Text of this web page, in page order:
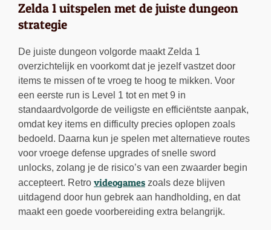
Zelda 1 uitspelen met de juiste dungeon
strategie
De juiste dungeon volgorde maakt Zelda 1
overzichtelijk en voorkomt dat je jezelf vastzet door
items te missen of te vroeg te hoog te mikken. Voor
een eerste run is Level 1 tot en met 9 in
standaardvolgorde de veiligste en efficiëntste aanpak,
omdat key items en difficulty precies oplopen zoals
bedoeld. Daarna kun je spelen met alternatieve routes
voor vroege defense upgrades of snelle sword
unlocks, zolang je de risico’s van een zwaarder begin
accepteert. Retro videogames zoals deze blijven
uitdagend door hun gebrek aan handholding, en dat
maakt een goede voorbereiding extra belangrijk.